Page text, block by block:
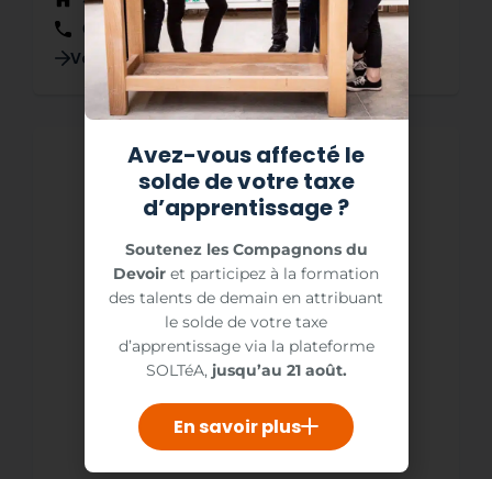
03 26 02 90 31
Voir la fiche détaillée
Avez-vous affecté le
solde de votre taxe
d’apprentissage ?
Soutenez les Compagnons du
Devoir et participez à la formation
des talents de demain en attribuant
le solde de votre taxe
d’apprentissage via la plateforme
SOLTéA,jusqu’au 21 août.
En savoir plus